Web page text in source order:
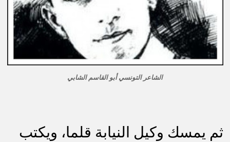
الشاعر التونسي أبو القاسم الشابي
ثم يمسك وكيل النيابة قلما، ويكتب